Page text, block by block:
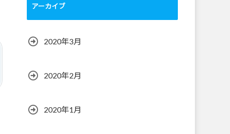
アーカイブ
2020年3月
2020年2月
2020年1月